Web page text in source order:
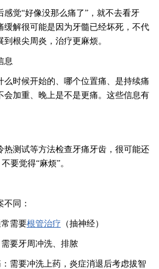
觉“好像没那么痛了”，就不去看牙
缓解很可能是因为牙髓已经坏死，不代
根尖周炎，治疗更麻烦。
息
么时候开始的、哪个位置痛、是持续痛
会加重、晚上是不是更痛。这些信息有
热测试等方法检查牙痛牙齿，很可能还
要觉得“麻烦”。
同：
需要根管治疗 （抽神经）
要牙周冲洗、排脓
需要冲洗上药，炎症消退后考虑拔智